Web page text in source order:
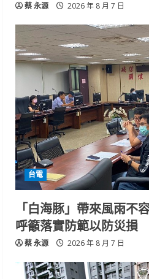
蔡 永源 2026 年 8 月 7 日
台電
「白海豚」帶來風雨不
呼籲落實防範以防災損
蔡 永源 2026 年 8 月 7 日